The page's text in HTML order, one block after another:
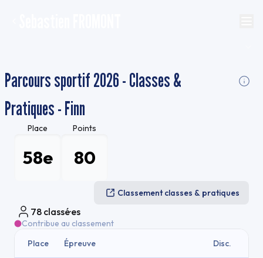
Parcours sportif 2026 - Classes &
Pratiques - Finn
Place
58e
Points
80
Classement classes & pratiques
78 classé·es
Contribue au classement
Place
Épreuve Disc.